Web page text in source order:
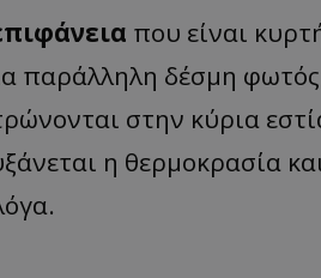
που είναι
παράλληλη δέσμη φωτός
στην κύρια
η θερμοκρασία